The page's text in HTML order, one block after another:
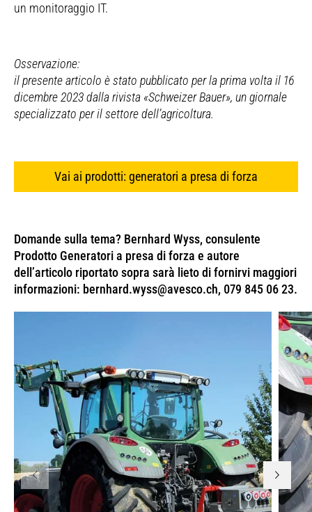
un monitoraggio IT.
Osservazione:
il presente articolo è stato pubblicato per la prima volta il 16
dicembre 2023 dalla rivista «Schweizer Bauer», un giornale
specializzato per il settore dell’agricoltura.
Vai ai prodotti: generatori a presa di forza
Domande sulla tema? Bernhard Wyss, consulente
Prodotto Generatori a presa di forza e autore
dell’articolo riportato sopra sarà lieto di fornirvi maggiori
informazioni: bernhard.wyss@avesco.ch, 079 845 06 23.